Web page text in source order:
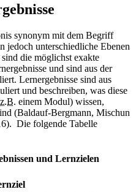
synonym mit dem Begriff
jedoch unterschiedliche Ebenen
die möglichst exakte
und sind aus der
Lernergebnisse sind aus
und beschreiben, was diese
z.B. einem Modul) wissen,
(Baldauf-Bergmann, Mischun
Die folgende Tabelle
und Lernzielen